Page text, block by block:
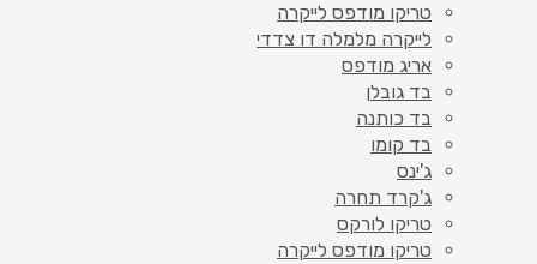
טריקו מודפס לייקרה
לייקרה מלמלה דו צדדי
אריג מודפס
בד גובלן
בד כותנה
בד קומו
ג'ינס
ג'קרד תחרה
טריקו לורקס
טריקו מודפס לייקרה